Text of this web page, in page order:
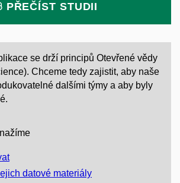
PŘEČÍST STUDII
se drží principů Otevřené vědy
Chceme tedy zajistit, aby naše
dalšími týmy a aby byly
datové materiály